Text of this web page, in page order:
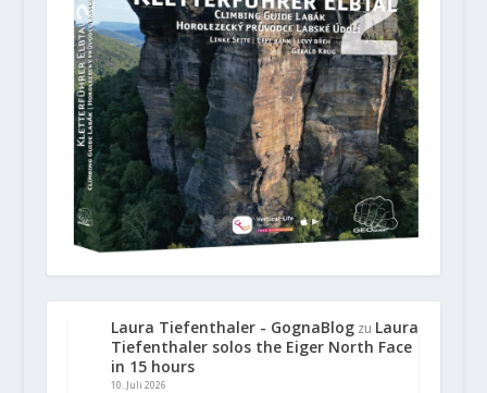
Laura Tiefenthaler - GognaBlogzu Laura
Tiefenthaler solos the Eiger North Face
in 15 hours
10. Juli 2026